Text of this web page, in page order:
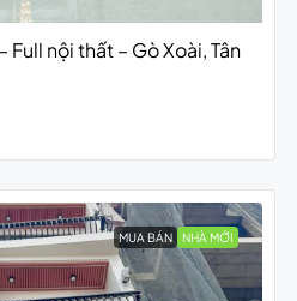
Full nội thất – Gò Xoài, Tân
MUA BÁN NHÀ MỚI